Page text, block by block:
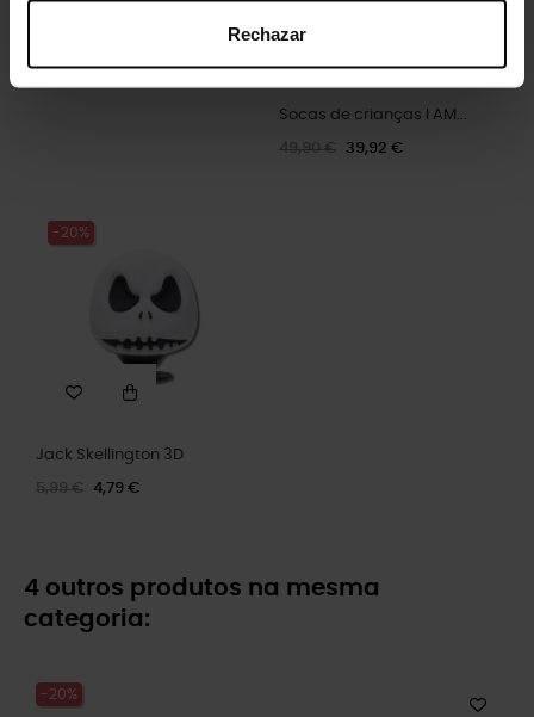
Rechazar
Socas de crianças I AM...
49,90 € 39,92 €
-20%
Jack Skellington 3D
5,99 € 4,79 €
4 outros produtos na mesma
categoria:
-20%